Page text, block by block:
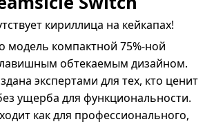
кириллица на кейкапах!
модель компактной 75%-ной
обтекаемым дизайном.
экспертами для тех, кто ценит
ущерба для функциональности.
как для профессионального,